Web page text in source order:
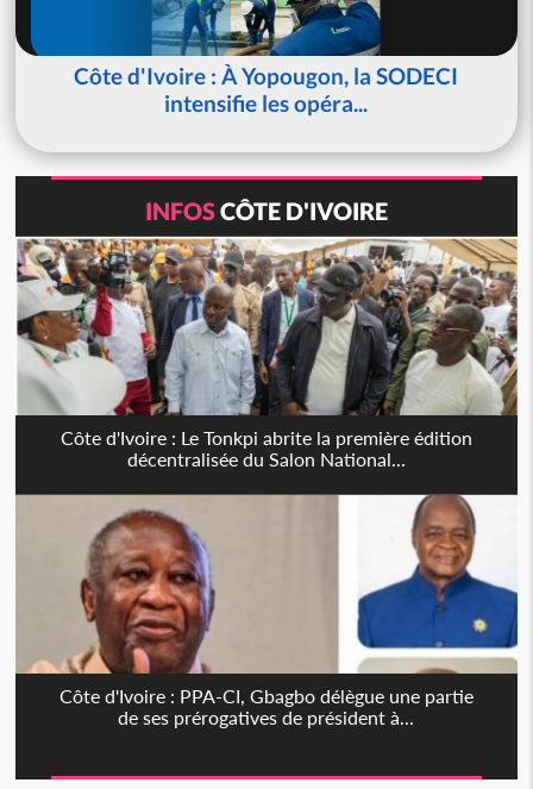
Côte d'Ivoire : À Yopougon, la SODECI
intensifie les opéra...
INFOSCÔTE D'IVOIRE
Côte d'Ivoire : Le Tonkpi abrite la première édition
décentralisée du Salon National...
Côte d'Ivoire : PPA-CI, Gbagbo délègue une partie
de ses prérogatives de président à...